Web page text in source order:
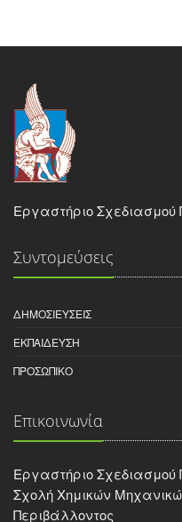
Εργαστήριο Σχεδιασμού
Συντομεύσεις
ΔΗΜΟΣΙΕΎΣΕΙΣ
ΕΚΠΑΊΔΕΥΣΗ
ΠΡΟΣΩΠΙΚΌ
Επικοινωνία
Εργαστήριο Σχεδιασμού
Σχολή Χημικών
Περιβάλλοντος